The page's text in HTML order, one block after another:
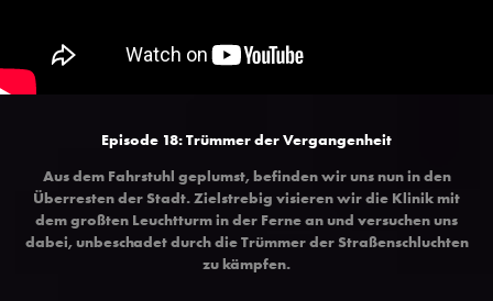
Episode 18: Trümmer der Vergangenheit
Aus dem Fahrstuhl geplumst, befinden wir uns nun in den
Überresten der Stadt. Zielstrebig visieren wir die Klinik mit
dem großten Leuchtturm in der Ferne an und versuchen uns
dabei, unbeschadet durch die Trümmer der Straßenschluchten
zu kämpfen.